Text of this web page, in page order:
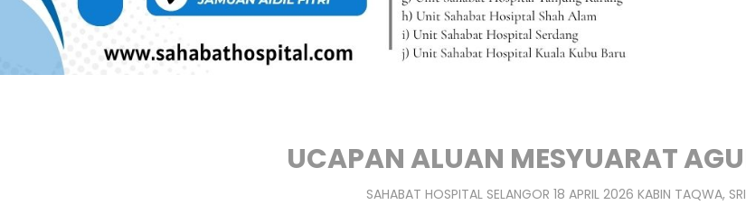
UCAPAN ALUAN MESYUARAT
SAHABAT HOSPITAL SELANGOR 18 APRIL 2026 KABIN TAQWA,